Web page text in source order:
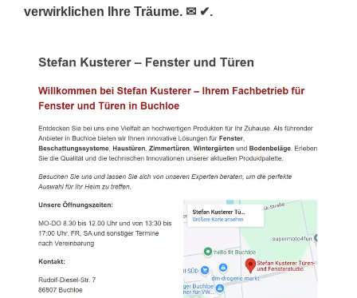
verwirklichen Ihre Träume. ✉ ✔.